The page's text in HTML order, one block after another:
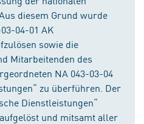
diesem Grund wurde
04-01 AK
sowie die
Mitarbeitenden des
NA 043-03-04
zu überführen. Der
Dienstleistungen“
und mitsamt aller